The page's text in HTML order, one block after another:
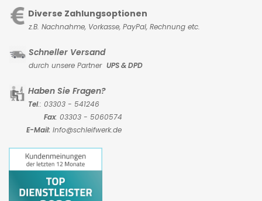
Diverse Zahlungsoptionen
z.B. Nachnahme, Vorkasse, PayPal, Rechnung etc.
Schneller Versand
durch unsere Partner UPS & DPD
Haben Sie Fragen?
Tel.: 03303 - 541246
Fax: 03303 - 5060574
E-Mail: Info@schleifwerk.de